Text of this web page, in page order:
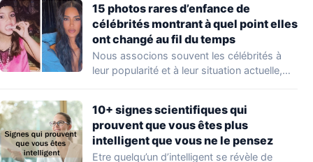
15 photos rares d’enfance de
célébrités montrant à quel point elles
ont changé au fil du temps
Nous associons souvent les célébrités à
leur popularité et à leur situation actuelle,
10+ signes scientifiques qui
prouvent que vous êtes plus
intelligent que vous ne le pensez
Etre quelqu’un d’intelligent se révèle de